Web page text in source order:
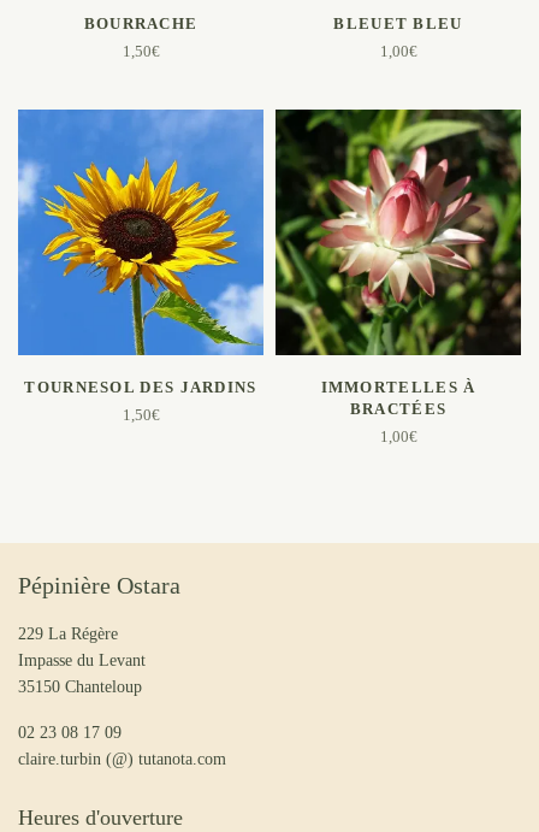
AJOUTER AU PANIER
BOURRACHE
1,50€
AJOUTER AU PANIER
BLEUET BLEU
1,00€
AJOUTER AU PANIER
TOURNESOL DES JARDINS
1,50€
AJOUTER AU PANIER
IMMORTELLES À
BRACTÉES
1,00€
Pépinière Ostara
229 La Régère
Impasse du Levant
35150 Chanteloup
02 23 08 17 09
claire.turbin (@) tutanota.com
Heures d'ouverture